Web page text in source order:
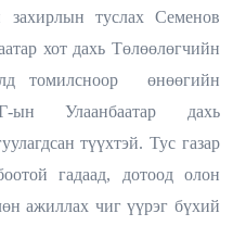
захирлын туслах Семенов
хот дахь Төлөөлөгчийн
томилсноор өнөөгийн
ын Улаанбаатар дахь
түүхтэй. Тус газар
гадаад, дотоод олон
ажиллах чиг үүрэг бүхий